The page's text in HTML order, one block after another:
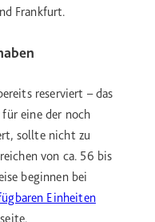
Frankfurt.
reserviert – das
eine der noch
sollte nicht zu
von ca. 56 bis
beginnen bei
Einheiten